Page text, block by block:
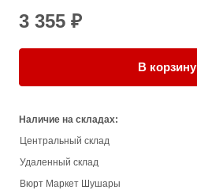
3 355 ₽
В корзину
Наличие на складах:
Центральный склад
Удаленный склад
Вюрт Маркет Шушары